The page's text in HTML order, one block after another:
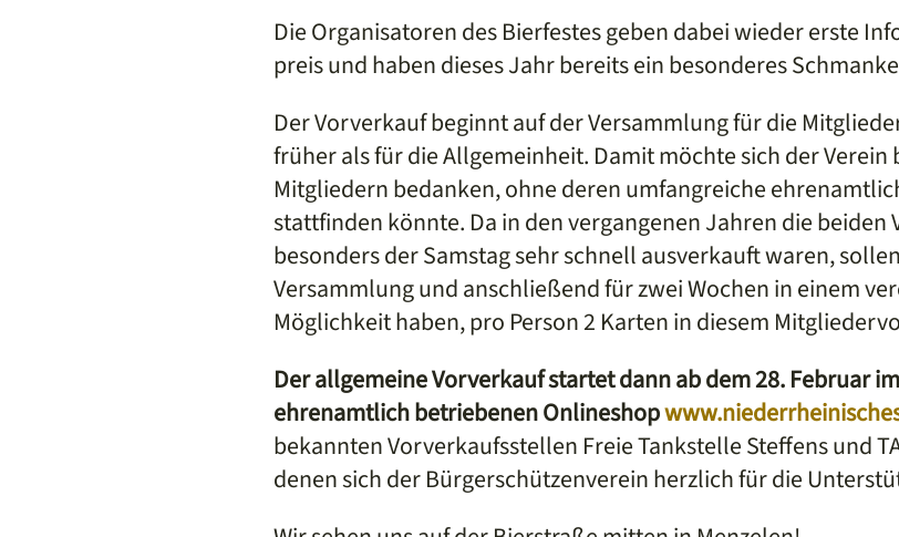
Die Organisatoren des Bierfestes geben dabei wieder erste
preis und haben dieses Jahr bereits ein besonderes
Der Vorverkauf beginnt auf der Versammlung für die
früher als für die Allgemeinheit. Damit möchte sich der Verein
Mitgliedern bedanken, ohne deren umfangreiche
stattfinden könnte. Da in den vergangenen Jahren die beiden
besonders der Samstag sehr schnell ausverkauft waren,
Versammlung und anschließend für zwei Wochen in einem
Möglichkeit haben, pro Person 2 Karten in diesem
Der allgemeine Vorverkauf startet dann ab dem 28. Februar
ehrenamtlich betriebenen Onlineshop
bekannten Vorverkaufsstellen Freie Tankstelle Steffens und
denen sich der Bürgerschützenverein herzlich für die